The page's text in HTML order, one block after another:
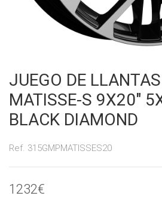
JUEGO DE
MATISSE-S 9X20"
BLACK DIAMOND
Ref. 315GMPMATISSES20
1232€